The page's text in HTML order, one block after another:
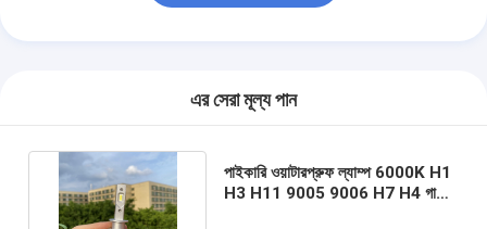
এর সেরা মূল্য পান
পাইকারি ওয়াটারপ্রুফ ল্যাম্প 6000K H1
H3 H11 9005 9006 H7 H4 গাড়ির